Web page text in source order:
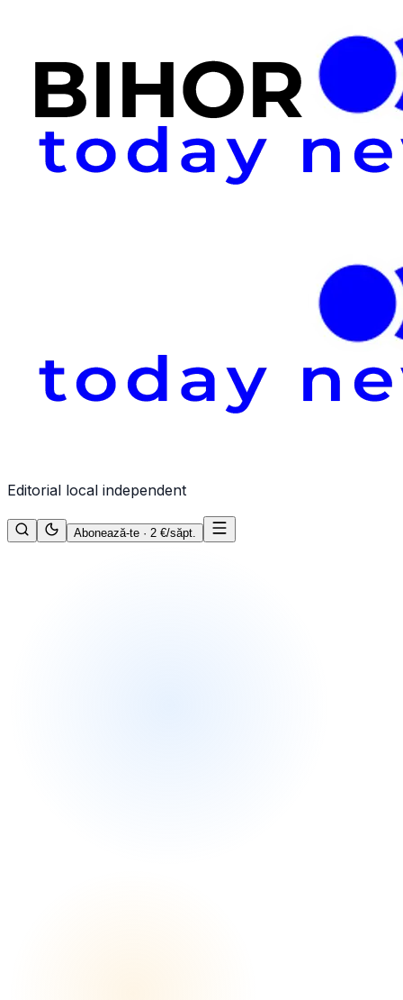
Editorial local independent
Abonează-te · 2 €/săpt.